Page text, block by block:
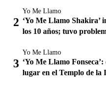
Yo Me Llamo
‘Yo Me Llamo Shakira’
los 10 años; tuvo
Yo Me Llamo
‘Yo Me Llamo
lugar en el Templo de la